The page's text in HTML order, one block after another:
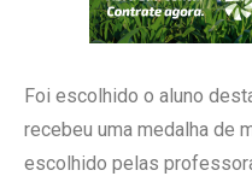
Foi escolhido o aluno
recebeu uma medalha de
escolhido pelas